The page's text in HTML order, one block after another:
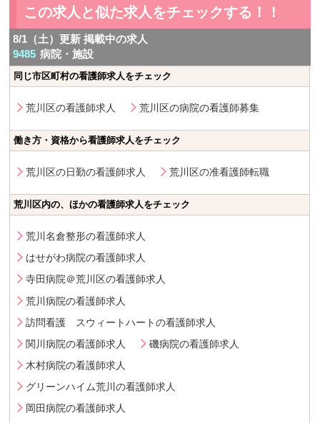
この求人と似た求人をチェックする！！
8/1（土）更新 掲載中の求人
9485 病院・施設
同じ市区町村の看護師求人をチェック
荒川区の看護師求人 荒川区の病院の看護師募集
働き方・資格から看護師求人をチェック
荒川区の日勤の看護師求人 荒川区の准看護師転職
荒川区内の、ほかの看護師求人をチェック
荒川名倉整形の看護師求人
はせがわ病院の看護師求人
寺田病院＠荒川区の看護師求人
荒川病院の看護師求人
訪問看護 スウィートハートの看護師求人
関川病院の看護師求人
磯病院の看護師求人
木村病院の看護師求人
グリーンハイム荒川の看護師求人
岡田病院の看護師求人